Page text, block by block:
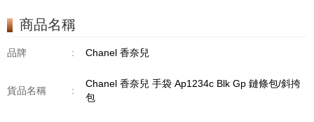
商品名稱
品牌 : Chanel 香奈兒
貨品名稱 :
Chanel 香奈兒 手袋 Ap1234c Blk Gp 鏈條包/斜挎
包